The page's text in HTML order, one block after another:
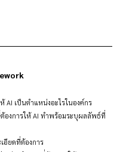
AI เป็นตำแหน่งอะไรในองค์กร
ต้องการให้ AI ทำพร้อมระบุผลลัพธ์ที่
เอียดที่ต้องการ